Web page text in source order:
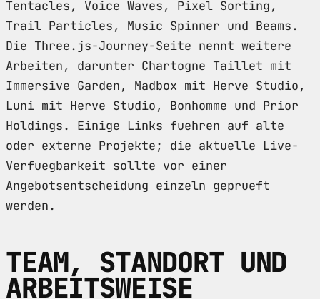
Tentacles, Voice Waves, Pixel Sorting,
Trail Particles, Music Spinner und Beams.
Die Three.js-Journey-Seite nennt weitere
Arbeiten, darunter Chartogne Taillet mit
Immersive Garden, Madbox mit Herve Studio,
Luni mit Herve Studio, Bonhomme und Prior
Holdings. Einige Links fuehren auf alte
oder externe Projekte; die aktuelle Live-
Verfuegbarkeit sollte vor einer
Angebotsentscheidung einzeln geprueft
werden.
TEAM, STANDORT UND
ARBEITSWEISE